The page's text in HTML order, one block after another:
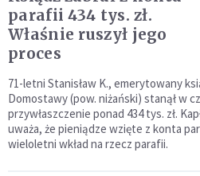
parafii 434 tys. zł.
Właśnie ruszył jego
proces
71-letni Stanisław K., emerytowany
Domostawy (pow. niżański) stanął w
przywłaszczenie ponad 434 tys. zł.
uważa, że pieniądze wzięte z konta
wieloletni wkład na rzecz parafii.